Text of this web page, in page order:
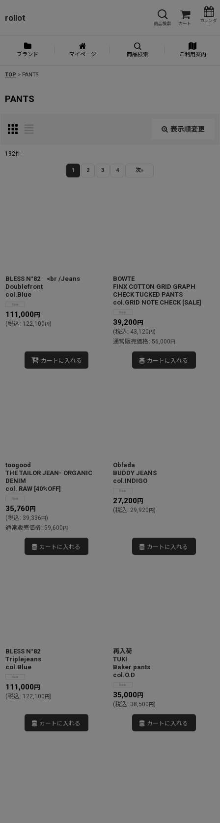
rollot
商品検索 カート
カレンダ
ー
ブランド マイページ 商品検索 ご利用案内
TOP > PANTS
PANTS
表示順変更
192件
1 2 3 4 次»
BLESS N°82 <br /Jeans
Doublefront
col.Blue
111,000 円
(税込: 122,100円)
カートに入れる
BOWTE
FINX COTTON GRID GRAPH
CHECK TUCKED PANTS
col.GRID NOTE CHECK [SALE]
39,200 円
(税込: 43,120円)
通常販売価格 : 56,000円
カートに入れる
toogood
THE TAILOR JEAN- ORGANIC
DENIM
col. RAW [40%OFF]
35,760 円
(税込: 39,336円)
通常販売価格 : 59,600円
カートに入れる
Oblada
BUDDY JEANS
col.INDIGO
27,200 円
(税込: 29,920円)
カートに入れる
BLESS N°82
Triplejeans
col.Blue
111,000 円
(税込: 122,100円)
カートに入れる
再入荷
TUKI
Baker pants
col.O.D
35,000 円
(税込: 38,500円)
カートに入れる